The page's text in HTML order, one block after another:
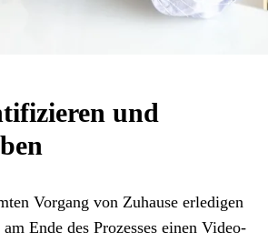
und
Vorgang von Zuhause erledigen
Ende des Prozesses einen Video-